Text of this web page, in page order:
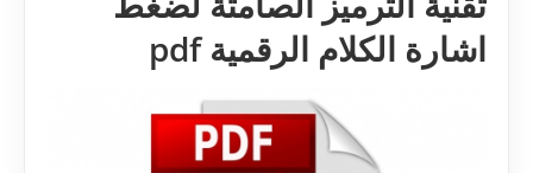
اشارة الكلام الرقمية pdf